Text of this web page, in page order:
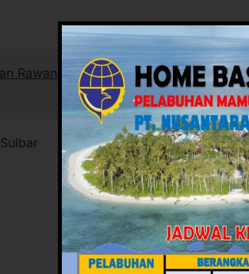
Rawan Isu SARA, Pemprov Sulbar